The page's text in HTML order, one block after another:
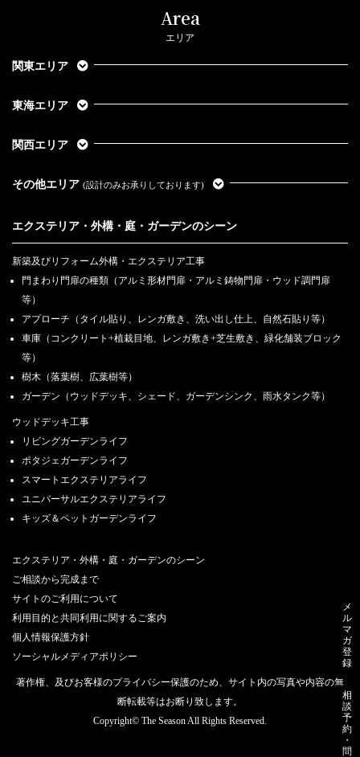
Area
エリア
関東エリア
東海エリア
関西エリア
その他エリア (設計のみお承りしております)
エクステリア・外構・庭・ガーデンのシーン
新築及びリフォーム外構・エクステリア工事
門まわり門扉の種類（アルミ形材門扉・アルミ鋳物門扉・ウッド調門扉
等）
アプローチ（タイル貼り、レンガ敷き、洗い出し仕上、自然石貼り等）
車庫（コンクリート+植栽目地、レンガ敷き+芝生敷き、緑化舗装ブロック
等）
樹木（落葉樹、広葉樹等）
ガーデン（ウッドデッキ、シェード、ガーデンシンク、雨水タンク等）
ウッドデッキ工事
リビングガーデンライフ
ポタジェガーデンライフ
スマートエクステリアライフ
ユニバーサルエクステリアライフ
キッズ＆ペットガーデンライフ
エクステリア・外構・庭・ガーデンのシーン
ご相談から完成まで
サイトのご利用について
利用目的と共同利用に関するご案内
個人情報保護方針
ソーシャルメディアポリシー
著作権、及びお客様のプライバシー保護のため、サイト内の写真や内容の無
断転載等はお断り致します。
Copyright© The Season All Rights Reserved.
メ
ル
マ
ガ
登
録
相
談
予
約
・
問